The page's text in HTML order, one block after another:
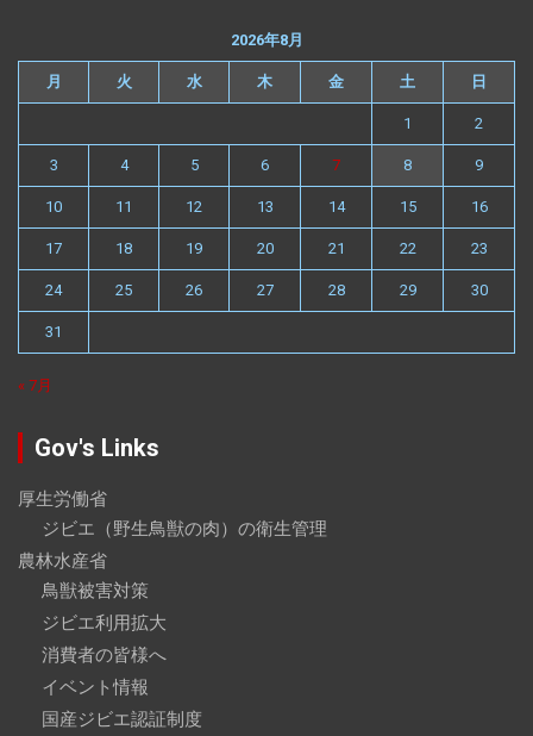
2026年8月
月 火 水 木 金 土 日
1 2
3 4 5 6 7 8 9
10 11 12 13 14 15 16
17 18 19 20 21 22 23
24 25 26 27 28 29 30
31
« 7月
Gov's Links
厚生労働省
ジビエ（野生鳥獣の肉）の衛生管理
農林水産省
鳥獣被害対策
ジビエ利用拡大
消費者の皆様へ
イベント情報
国産ジビエ認証制度